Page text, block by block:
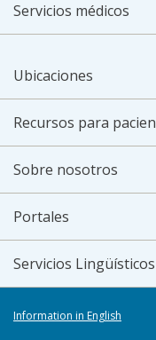
Servicios médicos
Ubicaciones
Recursos para
Sobre nosotros
Portales
Servicios Lingüísticos
Information in English